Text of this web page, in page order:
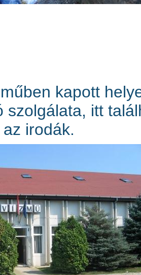
kapott
szolgálata, itt
irodák.